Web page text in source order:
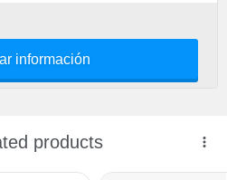
información